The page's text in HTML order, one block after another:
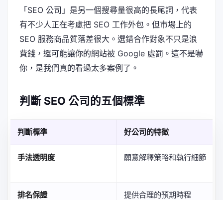
「SEO 公司」是另一個搜尋量很高的長尾詞，代表
有不少人正在考慮把 SEO 工作外包。但市場上的
SEO 服務商品質落差很大。選錯合作對象不只是浪
費錢，還可能讓你的網站被 Google 處罰。這不是嚇
你，是我們真的看過太多案例了。
判斷 SEO 公司的五個標準
判斷標準 好公司的特徵
手法透明度 願意解釋策略和執行細節
排名保證 提供合理的預期時程